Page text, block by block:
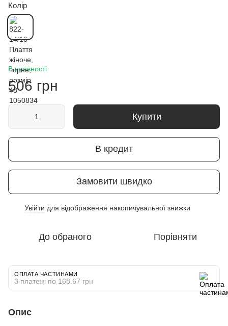
Колір
В наявності
506 грн
Купити
В кредит
Замовити швидко
Увійти для відображення накопичувальної знижки
До обраного Порівняти
ОПЛАТА ЧАСТИНАМИ
3 платежі по 168.67 грн
Опис